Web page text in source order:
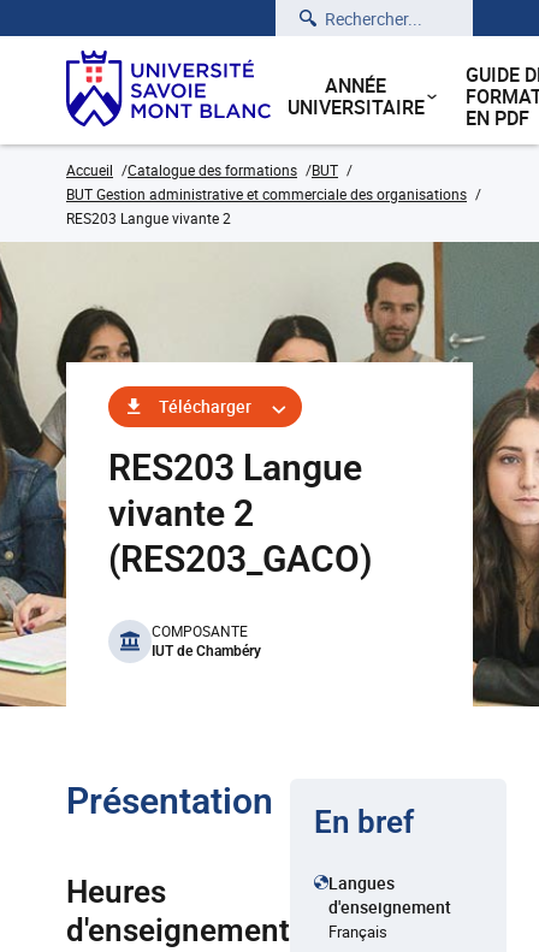
Rechercher
ANNÉE
UNIVERSITAIRE
GUIDE
EN PDF
Accueil Catalogue des formations
BUT
BUT Gestion administrative et commerciale des organisations
RES203 Langue vivante 2
Télécharger
RES203 Langue
vivante 2
(RES203_GACO)
benefits
COMPOSANTE
IUT de Chambéry
Présentation
Heures
d'enseignement
En bref
Langues
d'enseignement
Français